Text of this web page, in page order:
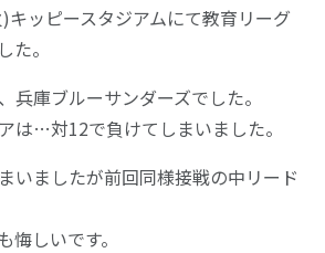
キッピースタジアムにて教育リーグ
た。
兵庫ブルーサンダーズでした。
は…対12で負けてしまいました。
いましたが前回同様接戦の中リード
悔しいです。